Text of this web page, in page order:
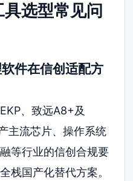
选型常见问
件在信创适配方
、致远A8+及
主流芯片、操作系统
等行业的信创合规要
栈国产化替代方案。